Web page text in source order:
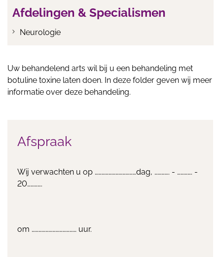
Afdelingen & Specialismen
Neurologie
Uw behandelend arts wil bij u een behandeling met
botuline toxine laten doen. In deze folder geven wij meer
informatie over deze behandeling.
Afspraak
Wij verwachten u op ………………………………dag, …………. - …………. -
20………….
om ………………………………… uur.